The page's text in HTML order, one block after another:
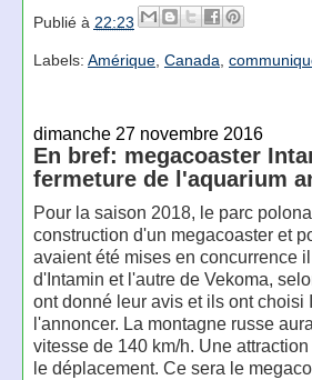
Publié à 22:23
Labels: Amérique, Canada
dimanche 27 novembre 2016
En bref: megacoaster
fermeture de l'aquarium
Pour la saison 2018, le parc
construction d'un megacoaster et
avaient été mises en concurrence
d'Intamin et l'autre de Vekoma,
ont donné leur avis et ils ont
l'annoncer. La montagne russe
vitesse de 140 km/h. Une
le déplacement. Ce sera le